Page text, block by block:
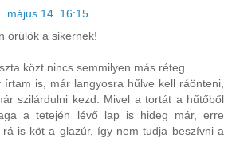
május 14. 16:15
örülök a sikernek!
közt nincs semmilyen más réteg.
írtam is, már langyosra hűlve kell ráönteni,
szilárdulni kezd. Mivel a tortát a hűtőből
a tetején lévő lap is hideg már, erre
is köt a glazúr, így nem tudja beszívni a